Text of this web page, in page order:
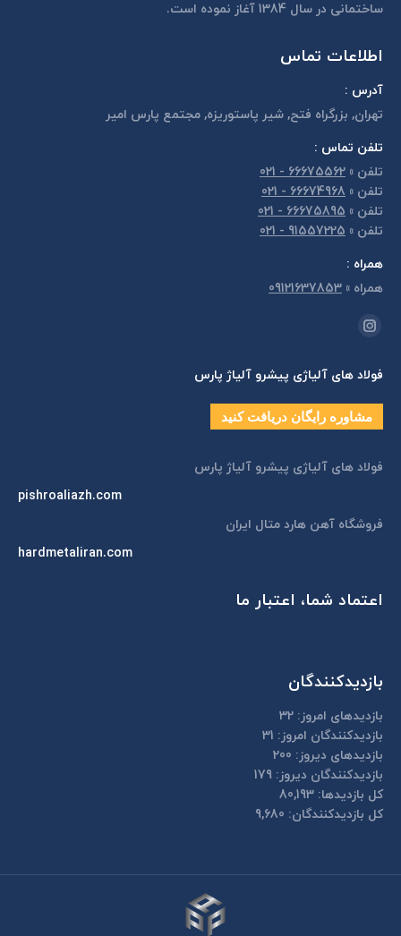
ساختمانی در سال 1384 آغاز نموده است.
اطلاعات تماس
آدرس :
تهران, بزرگراه فتح, شير پاستوريزه, مجتمع پارس امير
تلفن تماس :
تلفن »
66675562 - 021
تلفن »
66674968 - 021
تلفن »
66675895 - 021
تلفن »
91557225 - 021
همراه :
همراه »
09121637853
مارا در اینجا پیدا کنید:
اینستاگرام
opens
in
new
فولاد های آلیاژی پیشرو آلیاژ پارس
مشاوره رایگان دریافت کنید
فولاد های آلیاژی پیشرو آلیاژ پارس
pishroaliazh.com
فروشگاه آهن هارد متال ایران
hardmetaliran.com
اعتماد شما، اعتبار ما
بازدیدکنندگان
بازدیدهای امروز: 32
بازدیدکنندگان امروز: 31
بازدیدهای دیروز: 200
بازدیدکنندگان دیروز: 179
کل بازدیدها: 80,193
کل بازدیدکنند‌گان: 9,680